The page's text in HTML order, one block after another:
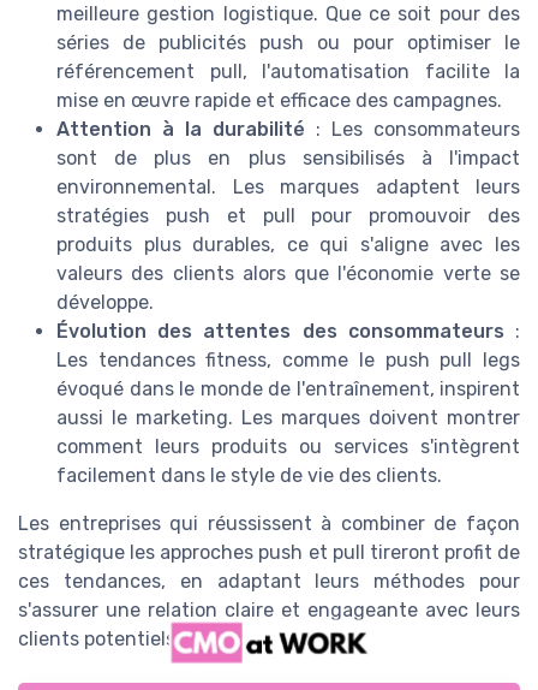
meilleure gestion logistique. Que ce soit pour des
séries de publicités push ou pour optimiser le
référencement pull, l'automatisation facilite la
mise en œuvre rapide et efficace des campagnes.
Attention à la durabilité : Les consommateurs
sont de plus en plus sensibilisés à l'impact
environnemental. Les marques adaptent leurs
stratégies push et pull pour promouvoir des
produits plus durables, ce qui s'aligne avec les
valeurs des clients alors que l'économie verte se
développe.
Évolution des attentes des consommateurs :
Les tendances fitness, comme le push pull legs
évoqué dans le monde de l'entraînement, inspirent
aussi le marketing. Les marques doivent montrer
comment leurs produits ou services s'intègrent
facilement dans le style de vie des clients.
Les entreprises qui réussissent à combiner de façon
stratégique les approches push et pull tireront profit de
ces tendances, en adaptant leurs méthodes pour
s'assurer une relation claire et engageante avec leurs
clients potentiels et existants.